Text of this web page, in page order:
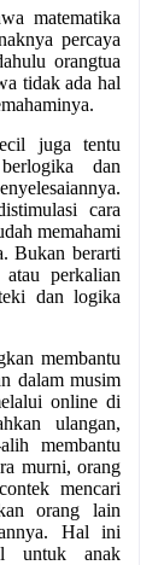
matematika
percaya
orangtua
tidak ada hal
juga tentu
dan
cara
memahami
Bukan berarti
perkalian
dan logika
membantu
dalam musim
online di
ulangan,
membantu
murni, orang
mencari
orang lain
Hal ini
untuk anak